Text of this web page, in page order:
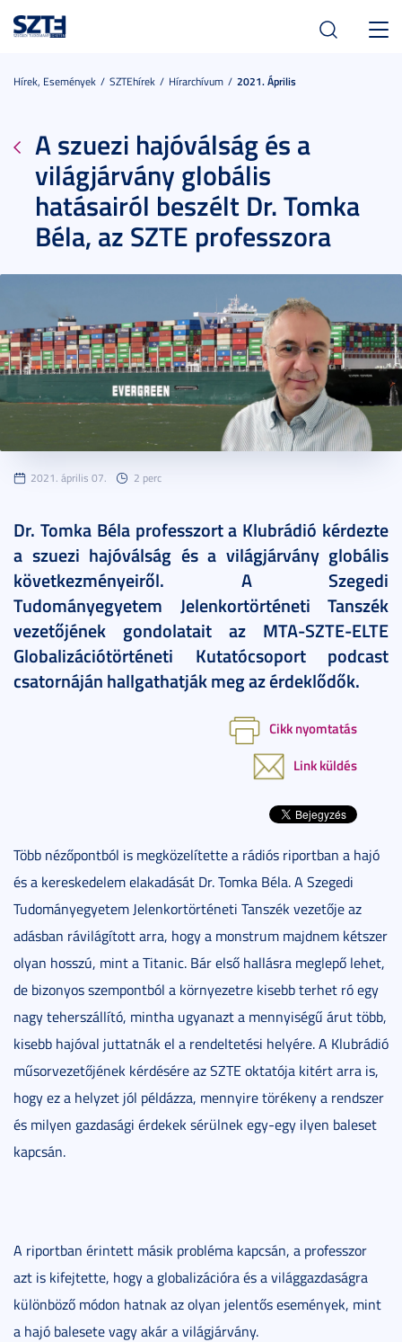
Hírek, Események SZTEhírek Hírarchívum 2021. Április
A szuezi hajóválság és a
világjárvány globális
hatásairól beszélt Dr. Tomka
Béla, az SZTE professzora
2021. április 07. 2 perc
Dr. Tomka Béla professzort a Klubrádió kérdezte
a szuezi hajóválság és a világjárvány globális
következményeiről. A Szegedi
Tudományegyetem Jelenkortörténeti Tanszék
vezetőjének gondolatait az MTA-SZTE-ELTE
Globalizációtörténeti Kutatócsoport podcast
csatornáján hallgathatják meg az érdeklődők.
Cikk nyomtatás
Link küldés
Több nézőpontból is megközelítette a rádiós riportban a hajó
és a kereskedelem elakadását Dr. Tomka Béla. A Szegedi
Tudományegyetem Jelenkortörténeti Tanszék vezetője az
adásban rávilágított arra, hogy a monstrum majdnem kétszer
olyan hosszú, mint a Titanic. Bár első hallásra meglepő lehet,
de bizonyos szempontból a környezetre kisebb terhet ró egy
nagy teherszállító, mintha ugyanazt a mennyiségű árut több,
kisebb hajóval juttatnák el a rendeltetési helyére. A Klubrádió
műsorvezetőjének kérdésére az SZTE oktatója kitért arra is,
hogy ez a helyzet jól példázza, mennyire törékeny a rendszer
és milyen gazdasági érdekek sérülnek egy-egy ilyen baleset
kapcsán.
A riportban érintett másik probléma kapcsán, a professzor
azt is kifejtette, hogy a globalizációra és a világgazdaságra
különböző módon hatnak az olyan jelentős események, mint
a hajó balesete vagy akár a világjárvány.